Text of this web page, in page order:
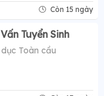
Còn 15 ngày
Tuyển Sinh
Toàn cầu